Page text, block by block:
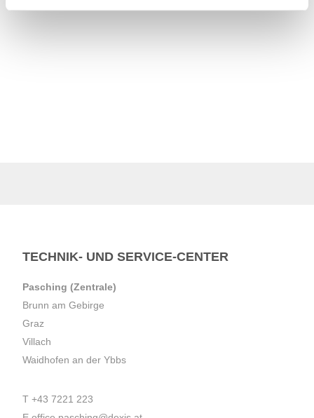
TECHNIK- UND SERVICE-CENTER
Pasching (Zentrale)
Brunn am Gebirge
Graz
Villach
Waidhofen an der Ybbs
T +43 7221 223